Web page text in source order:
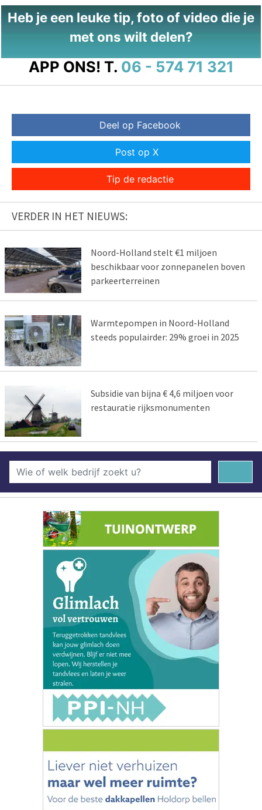
Heb je een leuke tip, foto of video die je
met ons wilt delen?
APP ONS! T. 06 - 574 71 321
Deel op Facebook
Post op X
Tip de redactie
VERDER IN HET NIEUWS:
Noord-Holland stelt €1 miljoen
beschikbaar voor zonnepanelen boven
parkeerterreinen
Warmtepompen in Noord-Holland
steeds populairder: 29% groei in 2025
Subsidie van bijna € 4,6 miljoen voor
restauratie rijksmonumenten